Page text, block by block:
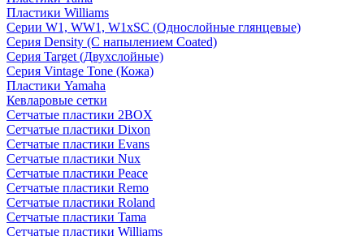
Пластики Williams
Серии W1, WW1, W1xSC (Однослойные глянцевые)
Серия Density (C напылением Coated)
Серия Target (Двухслойные)
Серия Vintage Tone (Кожа)
Пластики Yamaha
Кевларовые сетки
Сетчатые пластики 2BOX
Сетчатые пластики Dixon
Сетчатые пластики Evans
Сетчатые пластики Nux
Сетчатые пластики Peace
Сетчатые пластики Remo
Сетчатые пластики Roland
Сетчатые пластики Tama
Сетчатые пластики Williams